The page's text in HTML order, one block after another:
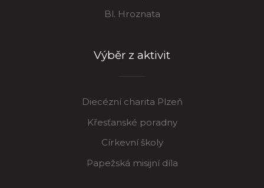
Bl. Hroznata
Výběr z aktivit
Diecézní charita Plzeň
Křesťanské poradny
Církevní školy
Papežská misijní díla